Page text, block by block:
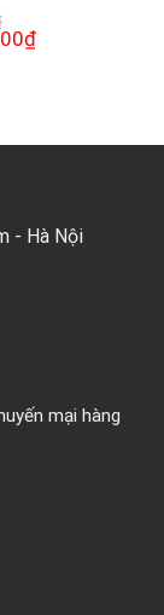
₫Giá
hiện
- Hà Nội
mại hàng